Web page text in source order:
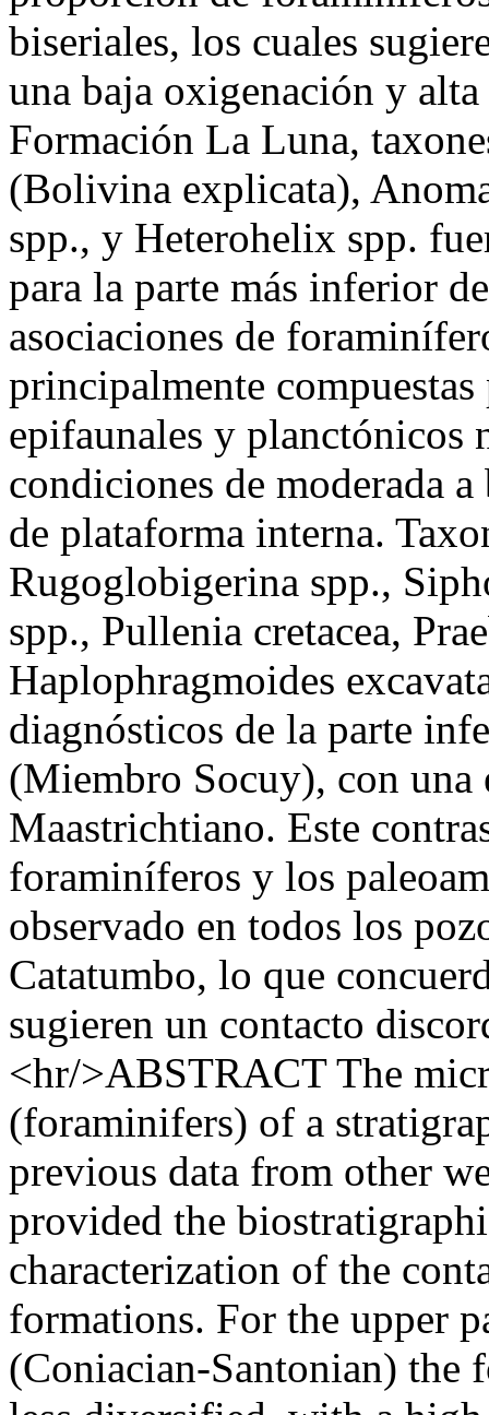
biseriales, los cuales
una baja oxigenación y
Formación La Luna,
(Bolivina explicata),
spp., y Heterohelix spp.
para la parte más inferior
asociaciones de
principalmente
epifaunales y planctónicos
condiciones de moderada
de plataforma interna.
Rugoglobigerina spp.,
spp., Pullenia cretacea,
Haplophragmoides
diagnósticos de la parte
(Miembro Socuy), con una
Maastrichtiano. Este
foraminíferos y los
observado en todos los
Catatumbo, lo que
sugieren un contacto
<hr/>ABSTRACT The
(foraminifers) of a
previous data from other
provided the
characterization of the
formations. For the upper
(Coniacian-Santonian) the